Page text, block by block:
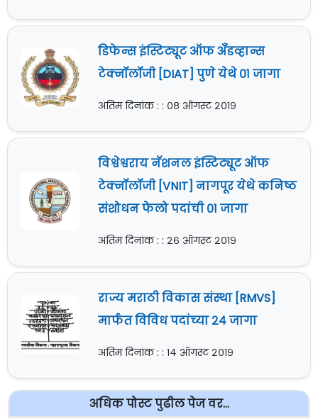
डिफेन्स इंस्टिट्यूट ऑफ अँँडव्हान्स
टेक्नॉलॉजी [DIAT] पुणे येथे ०१ जागा
अंतिम दिनांक : : ०८ ऑगस्ट २०१९
विश्वेश्वराय नॅशनल इंस्टिट्यूट ऑफ
टेक्नॉलॉजी [VNIT] नागपूर येथे कनिष्ठ
संशोधन फेलो पदांची ०१ जागा
अंतिम दिनांक : : २६ ऑगस्ट २०१९
राज्य मराठी विकास संस्था [RMVS]
मार्फत विविध पदांच्या २४ जागा
अंतिम दिनांक : : १४ ऑगस्ट २०१९
अधिक पोस्ट पुढील पेज वर...